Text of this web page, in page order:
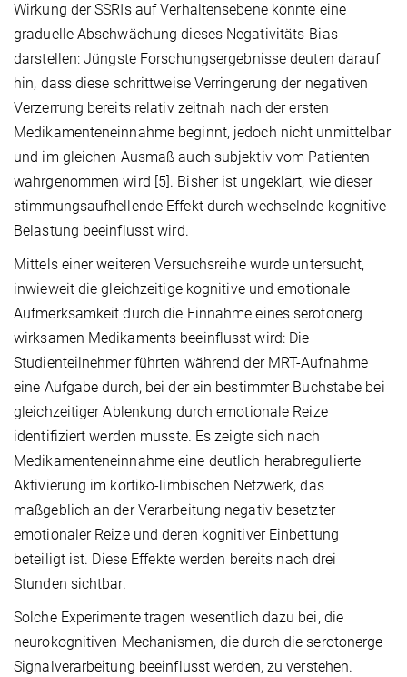
Wirkung der SSRIs auf Verhaltensebene könnte eine
graduelle Abschwächung dieses Negativitäts-Bias
darstellen: Jüngste Forschungsergebnisse deuten darauf
hin, dass diese schrittweise Verringerung der negativen
Verzerrung bereits relativ zeitnah nach der ersten
Medikamenteneinnahme beginnt, jedoch nicht unmittelbar
und im gleichen Ausmaß auch subjektiv vom Patienten
wahrgenommen wird [5]. Bisher ist ungeklärt, wie dieser
stimmungsaufhellende Effekt durch wechselnde kognitive
Belastung beeinflusst wird.
Mittels einer weiteren Versuchsreihe wurde untersucht,
inwieweit die gleichzeitige kognitive und emotionale
Aufmerksamkeit durch die Einnahme eines serotonerg
wirksamen Medikaments beeinflusst wird: Die
Studienteilnehmer führten während der MRT-Aufnahme
eine Aufgabe durch, bei der ein bestimmter Buchstabe bei
gleichzeitiger Ablenkung durch emotionale Reize
identifiziert werden musste. Es zeigte sich nach
Medikamenteneinnahme eine deutlich herabregulierte
Aktivierung im kortiko-limbischen Netzwerk, das
maßgeblich an der Verarbeitung negativ besetzter
emotionaler Reize und deren kognitiver Einbettung
beteiligt ist. Diese Effekte werden bereits nach drei
Stunden sichtbar.
Solche Experimente tragen wesentlich dazu bei, die
neurokognitiven Mechanismen, die durch die serotonerge
Signalverarbeitung beeinflusst werden, zu verstehen.